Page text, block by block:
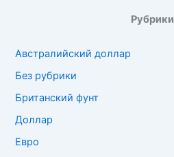
Рубрики
Австралийский доллар
Без рубрики
Британский фунт
Доллар
Евро